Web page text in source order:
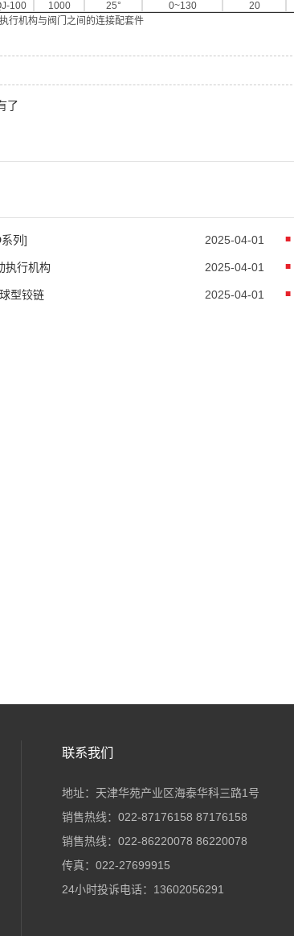
100
1000 25° 0~130 20
行机构与阀门之间的连接配套件
了
列] 2025-04-01
执行机构 2025-04-01
型铰链 2025-04-01
联系我们
地址：天津华苑产业区海泰华科三路1号
销售热线：022-87176158 87176158
销售热线：022-86220078 86220078
传真：022-27699915
24小时投诉电话：13602056291